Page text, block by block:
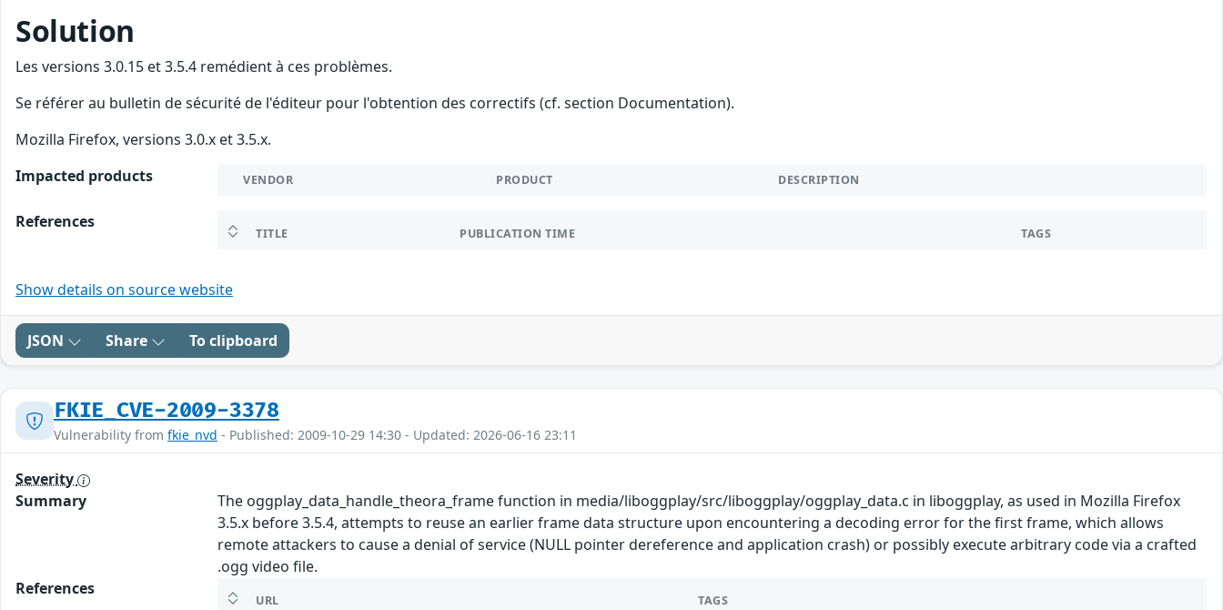
Solution
Les versions 3.0.15 et 3.5.4 remédient à ces problèmes.
Se référer au bulletin de sécurité de l'éditeur pour l'obtention des correctifs (cf. section Documentation).
Mozilla Firefox, versions 3.0.x et 3.5.x.
Impacted products
VENDOR PRODUCT DESCRIPTION
References
TITLE PUBLICATION TIME TAGS
Show details on source website
JSON Share To clipboard
FKIE_CVE-2009-3378
Vulnerability from fkie_nvd - Published: 2009-10-29 14:30 - Updated: 2026-06-16 23:11
Severity
Summary
The oggplay_data_handle_theora_frame function in media/liboggplay/src/liboggplay/oggplay_data.c in liboggplay, as used in Mozilla Firefox
3.5.x before 3.5.4, attempts to reuse an earlier frame data structure upon encountering a decoding error for the first frame, which allows
remote attackers to cause a denial of service (NULL pointer dereference and application crash) or possibly execute arbitrary code via a crafted
.ogg video file.
References
URL TAGS